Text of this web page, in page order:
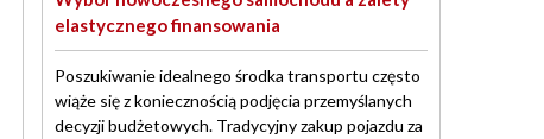
elastycznego finansowania
Poszukiwanie idealnego środka transportu często
wiąże się z koniecznością podjęcia przemyślanych
decyzji budżetowych. Tradycyjny zakup pojazdu za